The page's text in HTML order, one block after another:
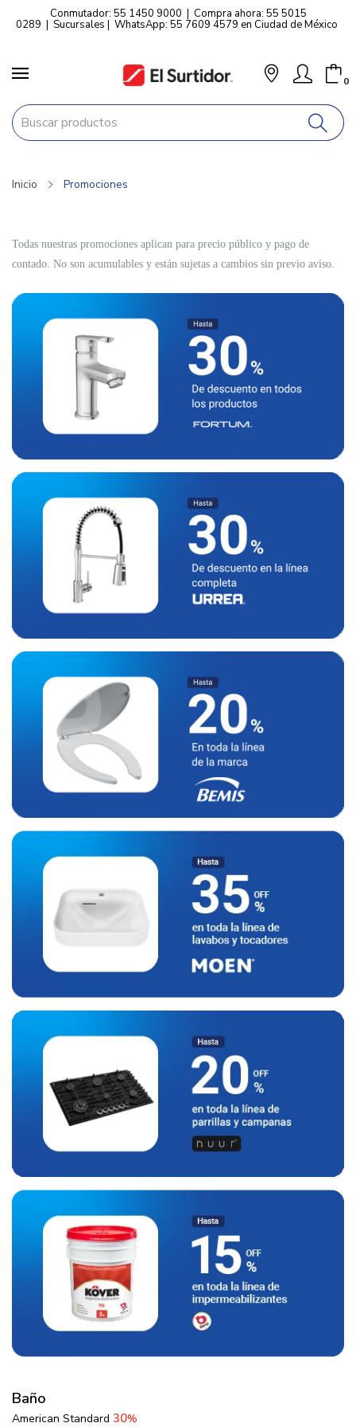
Conmutador: 55 1450 9000 | Compra ahora: 55 5015
0289 | Sucursales | WhatsApp: 55 7609 4579 en Ciudad de México
0
Inicio Promociones
Todas nuestras promociones aplican para precio público y pago de
contado. No son acumulables y están sujetas a cambios sin previo aviso.
Baño
American Standard 30%